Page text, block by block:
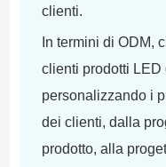
clienti.
In termini di ODM,
clienti prodotti LED
personalizzando i
dei clienti, dalla
prodotto, alla